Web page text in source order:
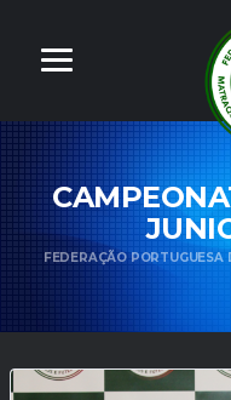
FEDERAÇÃO PORTUGUESA